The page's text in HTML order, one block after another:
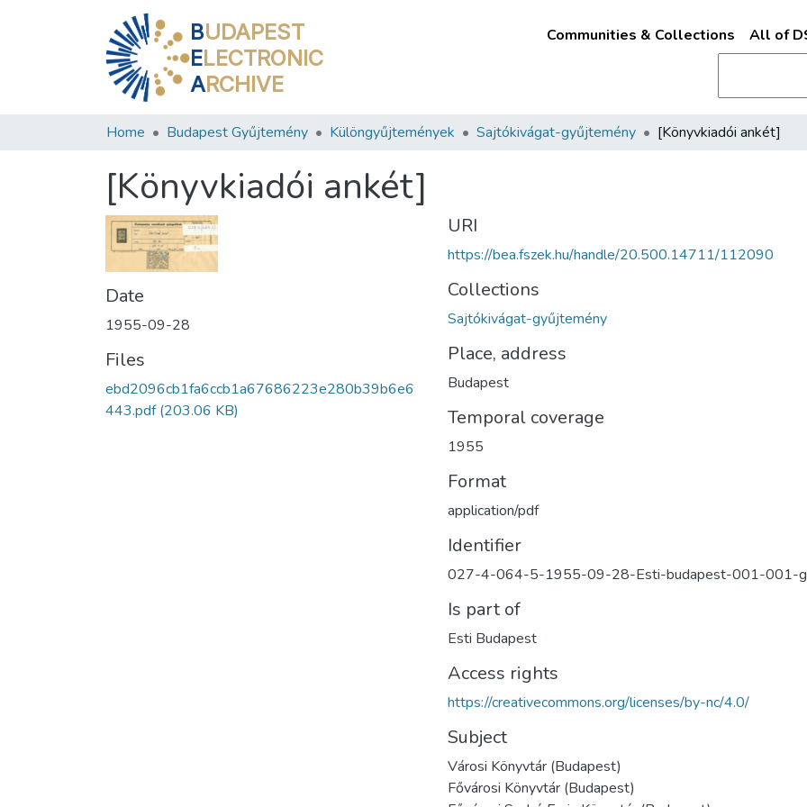
BUDAPEST
ELECTRONIC
ARCHIVE
Communities & Collections All of
Home Budapest Gyűjtemény Különgyűjtemények Sajtókivágat-gyűjtemény [Könyvkiadói ankét]
[Könyvkiadói ankét]
Date
1955-09-28
Files
ebd2096cb1fa6ccb1a67686223e280b39b6e6
443.pdf(203.06 KB)
URI
https://bea.fszek.hu/handle/20.500.14711/112090
Collections
Sajtókivágat-gyűjtemény
Place, address
Budapest
Temporal coverage
1955
Format
application/pdf
Identifier
027-4-064-5-1955-09-28-Esti-budapest-001-001-
Is part of
Esti Budapest
Access rights
https://creativecommons.org/licenses/by-nc/4.0/
Subject
Városi Könyvtár (Budapest)
Fővárosi Könyvtár (Budapest)